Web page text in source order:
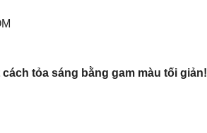
tỏa sáng bằng gam màu tối giản!